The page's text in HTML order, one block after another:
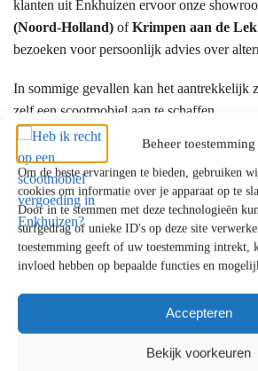
Beheer toestemming
Om de beste ervaringen te bieden, gebruiken
cookies om informatie over je apparaat op te
Door in te stemmen met deze technologieën
surfgedrag of unieke ID's op deze site
toestemming geeft of uw toestemming intrekt,
invloed hebben op bepaalde functies en
Accepteren
Bekijk voorkeuren
klanten uit Enkhuizen ervoor onze
(Noord-Holland) ofKrimpen aan de
bezoeken voor persoonlijk advies over
In sommige gevallen kan het aantrekkelijk
zelf een scootmobiel aan te schaffen.
Hoe vraagt u ondersteuning
De aanvraag verloopt meestal via:
Het Wmo-loket van uw gemeente
Een gesprek met een Wmo-consulent
Bij langdurige zorg kan ook hetCentrum
betrokken zijn. Officiële informatie